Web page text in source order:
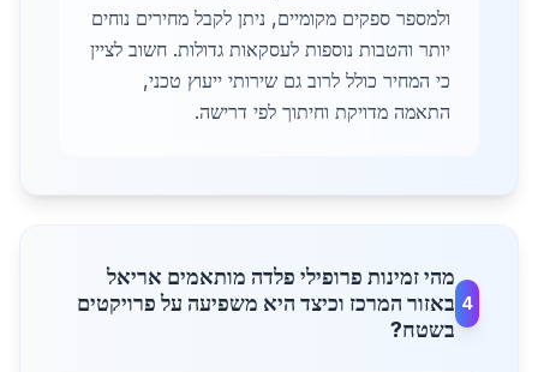
ולמספר ספקים מקומיים, ניתן לקבל מחירים נוחים
יותר והטבות נוספות לעסקאות גדולות. חשוב לציין
כי המחיר כולל לרוב גם שירותי ייעוץ טכני,
התאמה מדויקת וחיתוך לפי דרישה.
4
מהי זמינות פרופילי פלדה מותאמים אריאל
באזור המרכז וכיצד היא משפיעה על פרויקטים
בשטח?